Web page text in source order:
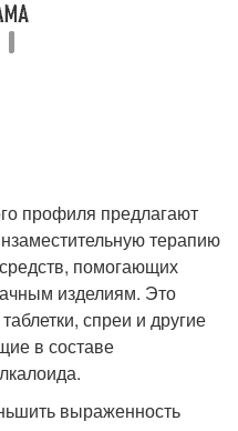
профиля предлагают
терапию
помогающих
изделиям. Это
спреи и другие
в составе
выраженность